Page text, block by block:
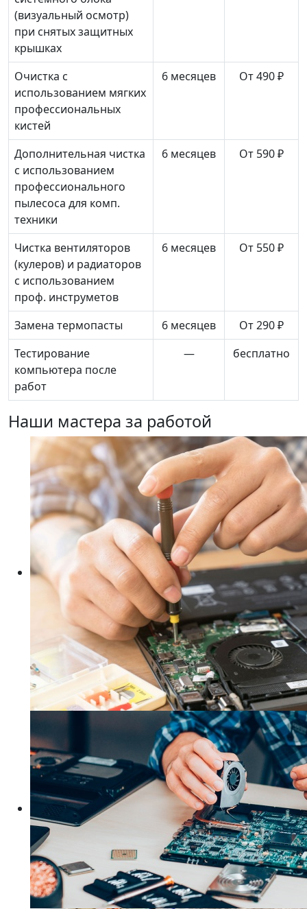
(визуальный осмотр)
при снятых защитных
крышках
Очистка с
использованием мягких
профессиональных
кистей
6 месяцев От 490 ₽
Дополнительная чистка
с использованием
профессионального
пылесоса для комп.
техники
6 месяцев От 590 ₽
Чистка вентиляторов
(кулеров) и радиаторов
с использованием
проф. инструметов
6 месяцев От 550 ₽
Замена термопасты 6 месяцев
От 290 ₽
Тестирование
компьютера после
работ
— бесплатно
Наши мастера за работой